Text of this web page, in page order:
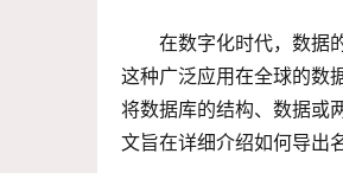
在数字化时代，数据
这种广泛应用在全球的数
将数据库的结构、数据或
文旨在详细介绍如何导出